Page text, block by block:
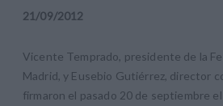
21/09/2012
Vicente Temprado, presidente de la
Madrid, y Eusebio Gutiérrez, director
firmaron el pasado 20 de septiembre